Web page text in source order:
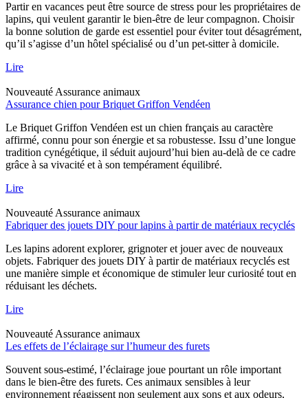
Partir en vacances peut être source de stress pour les propriétaires de
lapins, qui veulent garantir le bien-être de leur compagnon. Choisir
la bonne solution de garde est essentiel pour éviter tout désagrément,
qu’il s’agisse d’un hôtel spécialisé ou d’un pet-sitter à domicile.
Lire
Nouveauté Assurance animaux
Assurance chien pour Briquet Griffon Vendéen
Le Briquet Griffon Vendéen est un chien français au caractère
affirmé, connu pour son énergie et sa robustesse. Issu d’une longue
tradition cynégétique, il séduit aujourd’hui bien au-delà de ce cadre
grâce à sa vivacité et à son tempérament équilibré.
Lire
Nouveauté Assurance animaux
Fabriquer des jouets DIY pour lapins à partir de matériaux recyclés
Les lapins adorent explorer, grignoter et jouer avec de nouveaux
objets. Fabriquer des jouets DIY à partir de matériaux recyclés est
une manière simple et économique de stimuler leur curiosité tout en
réduisant les déchets.
Lire
Nouveauté Assurance animaux
Les effets de l’éclairage sur l’humeur des furets
Souvent sous-estimé, l’éclairage joue pourtant un rôle important
dans le bien-être des furets. Ces animaux sensibles à leur
environnement réagissent non seulement aux sons et aux odeurs,